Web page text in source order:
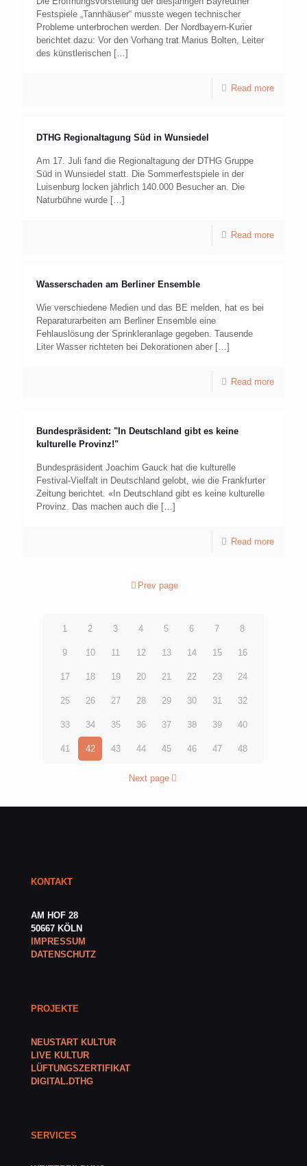
Festspiele „Tannhäuser“ musste wegen technischer
Probleme unterbrochen werden. Der Nordbayern-Kurier
berichtet dazu: Vor den Vorhang trat Marius Bolten, Leiter
des künstlerischen […]
Read more
DTHG Regionaltagung Süd in Wunsiedel
Am 17. Juli fand die Regionaltagung der DTHG Gruppe
Süd in Wunsiedel statt. Die Sommerfestspiele in der
Luisenburg locken jährlich 140.000 Besucher an. Die
Naturbühne wurde […]
Read more
Wasserschaden am Berliner Ensemble
Wie verschiedene Medien und das BE melden, hat es bei
Reparaturarbeiten am Berliner Ensemble eine
Fehlauslösung der Sprinkleranlage gegeben. Tausende
Liter Wasser richteten bei Dekorationen aber […]
Read more
Bundespräsident: "In Deutschland gibt es keine
kulturelle Provinz!"
Bundespräsident Joachim Gauck hat die kulturelle
Festival-Vielfalt in Deutschland gelobt, wie die Frankfurter
Zeitung berichtet. «In Deutschland gibt es keine kulturelle
Provinz. Das machen auch die […]
Read more
Prev page
1 2 3 4 5 6 7 8
9 10 11 12 13 14 15 16
17 18 19 20 21 22 23 24
25 26 27 28 29 30 31 32
33 34 35 36 37 38 39 40
41 42 43 44 45 46 47 48
Next page
KONTAKT
AM HOF 28
50667 KÖLN
IMPRESSUM
DATENSCHUTZ
PROJEKTE
NEUSTART KULTUR
LIVE KULTUR
LÜFTUNGSZERTIFIKAT
DIGITAL.DTHG
SERVICES